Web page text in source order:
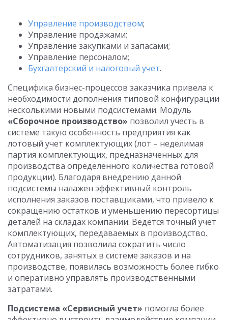
Управление производством;
Управление продажами;
Управление закупками и запасами;
Управление персоналом;
Бухгалтерский и налоговый учет.
Специфика бизнес-процессов заказчика привела к
необходимости дополнения типовой конфигурации
несколькими новыми подсистемами. Модуль
«Сборочное производство» позволил учесть в
системе такую особенность предприятия как
лотовый учет комплектующих (лот – неделимая
партия комплектующих, предназначенных для
производства определенного количества готовой
продукции). Благодаря внедрению данной
подсистемы налажен эффективный контроль
исполнения заказов поставщиками, что привело к
сокращению остатков и уменьшению пересортицы
деталей на складах компании. Ведется точный учет
комплектующих, передаваемых в производство.
Автоматизация позволила сократить число
сотрудников, занятых в системе заказов и на
производстве, появилась возможность более гибко
и оперативно управлять производственными
затратами.
Подсистема «Сервисный учет» помогла более